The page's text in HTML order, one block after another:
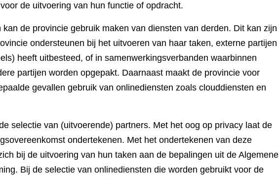
de uitvoering van hun functie of opdracht.
de provincie gebruik maken van diensten van derden. Dit kan zijn
ondersteunen bij het uitvoeren van haar taken, externe partijen
heeft uitbesteed, of in samenwerkingsverbanden waarbinnen
partijen worden opgepakt. Daarnaast maakt de provincie voor
gevallen gebruik van onlinediensten zoals clouddiensten en
selectie van (uitvoerende) partners. Met het oog op privacy laat de
ondertekenen. Met het ondertekenen van deze
bij de uitvoering van hun taken aan de bepalingen uit de Algemene
Bij de selectie van onlinediensten die worden gebruikt voor de